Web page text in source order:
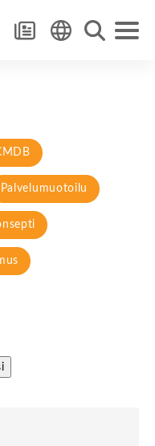
Palvelumuotoilu